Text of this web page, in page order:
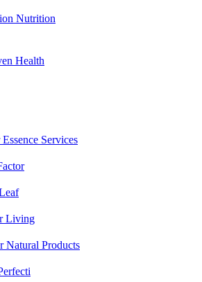
Nutrition
Health
Services
Living
Natural Products